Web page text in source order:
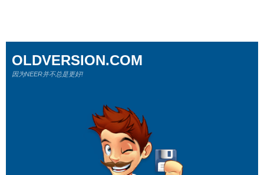
OLDVERSION.COM
因为NEER并不总是更好!